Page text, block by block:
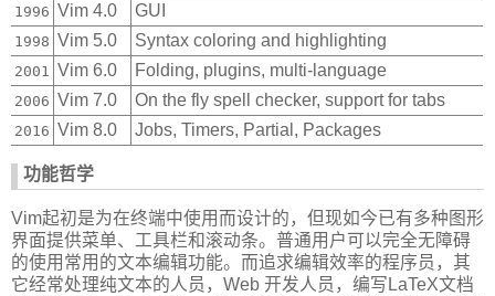
1996 Vim 4.0 GUI
1998 Vim 5.0 Syntax coloring and highlighting
2001 Vim 6.0 Folding, plugins, multi-language
2006 Vim 7.0 On the fly spell checker, support for tabs
2016 Vim 8.0 Jobs, Timers, Partial, Packages
功能哲学
Vim起初是为在终端中使用而设计的，但现如今已有多种图形
界面提供菜单、工具栏和滚动条。普通用户可以完全无障碍
的使用常用的文本编辑功能。而追求编辑效率的程序员，其
它经常处理纯文本的人员，Web 开发人员，编写LaTeX文档